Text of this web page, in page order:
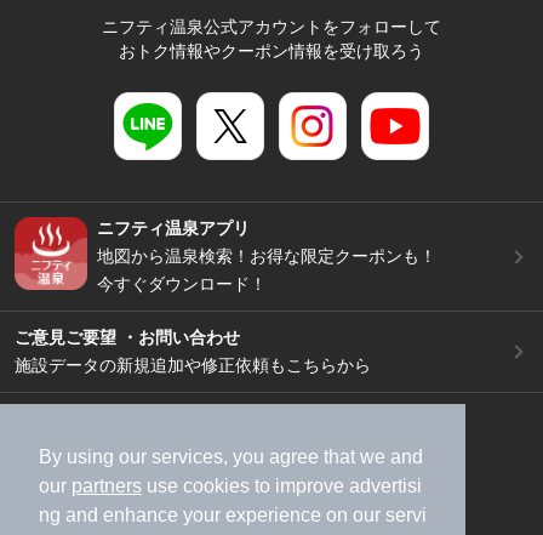
By using our services, you agree that we and
our partners use cookies to improve advertisi
ng and enhance your experience on our servi
ニフティ温泉公式アカウントをフォローして
おトク情報やクーポン情報を受け取ろう
ニフティ温泉アプリ
地図から温泉検索！お得な限定クーポンも！
今すぐダウンロード！
ご意見ご要望 ・お問い合わせ
施設データの新規追加や修正依頼もこちらから
加盟店募集（資料請求）
広告出稿のご案内
利用規約
ライフスタイルMEMBERS+規約
特定商取引法に基づく表記
ヘルプ 採用情報